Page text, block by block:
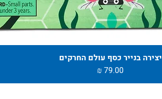
יצירה בנייר כסף עולם החרקים
מחיר